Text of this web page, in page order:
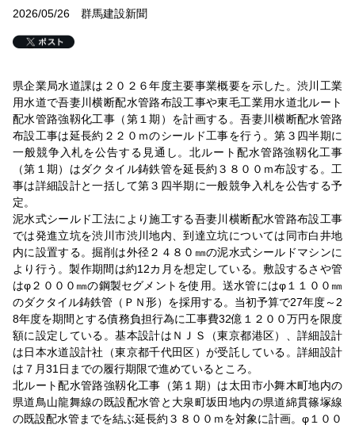
2026/05/26 群馬建設新聞
県企業局水道課は２０２６年度主要事業概要を示した。渋川工業
用水道で吾妻川横断配水管路布設工事や東毛工業用水道北ルート
配水管路強靱化工事（第１期）を計画する。吾妻川横断配水管路
布設工事は延長約２２０ｍのシールド工事を行う。第３四半期に
一般競争入札を公告する見通し。北ルート配水管路強靱化工事
（第１期）はダクタイル鋳鉄管を延長約３８００ｍ布設する。工
事は詳細設計と一括して第３四半期に一般競争入札を公告する予
定。
泥水式シールド工法により施工する吾妻川横断配水管路布設工事
では発進立坑を渋川市渋川地内、到達立坑については同市白井地
内に設置する。掘削は外径２４８０㎜の泥水式シールドマシンに
より行う。製作期間は約12カ月を想定している。敷設するさや管
はφ２０００㎜の鋼製セグメントを使用。送水管にはφ１１００㎜
のダクタイル鋳鉄管（ＰＮ形）を採用する。当初予算で27年度～2
8年度を期間とする債務負担行為に工事費32億１２００万円を限度
額に設定している。基本設計はＮＪＳ（東京都港区）、詳細設計
は日本水道設計社（東京都千代田区）が受託している。詳細設計
は７月31日までの履行期限で進めているところ。
北ルート配水管路強靱化工事（第１期）は太田市小舞木町地内の
県道鳥山龍舞線の既設配水管と大泉町坂田地内の県道綿貫篠塚線
の既設配水管までを結ぶ延長約３８００ｍを対象に計画。φ１００